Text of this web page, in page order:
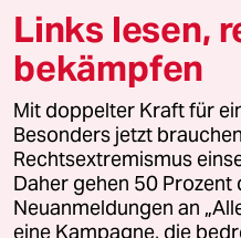
© 2026 taz Verlags und
Alle Rechte vorbehalten. Bei
wenden Sie sich bitte an
Feedback
Links lesen,
bekämpfen
Mit doppelter Kraft für
Besonders jetzt
Rechtsextremismus
Daher gehen 50 Prozent
Neuanmeldungen an
eine Kampagne, die